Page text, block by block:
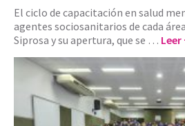
El ciclo de capacitación en salud
agentes sociosanitarios de cada
Siprosa y su apertura, que se … Leer